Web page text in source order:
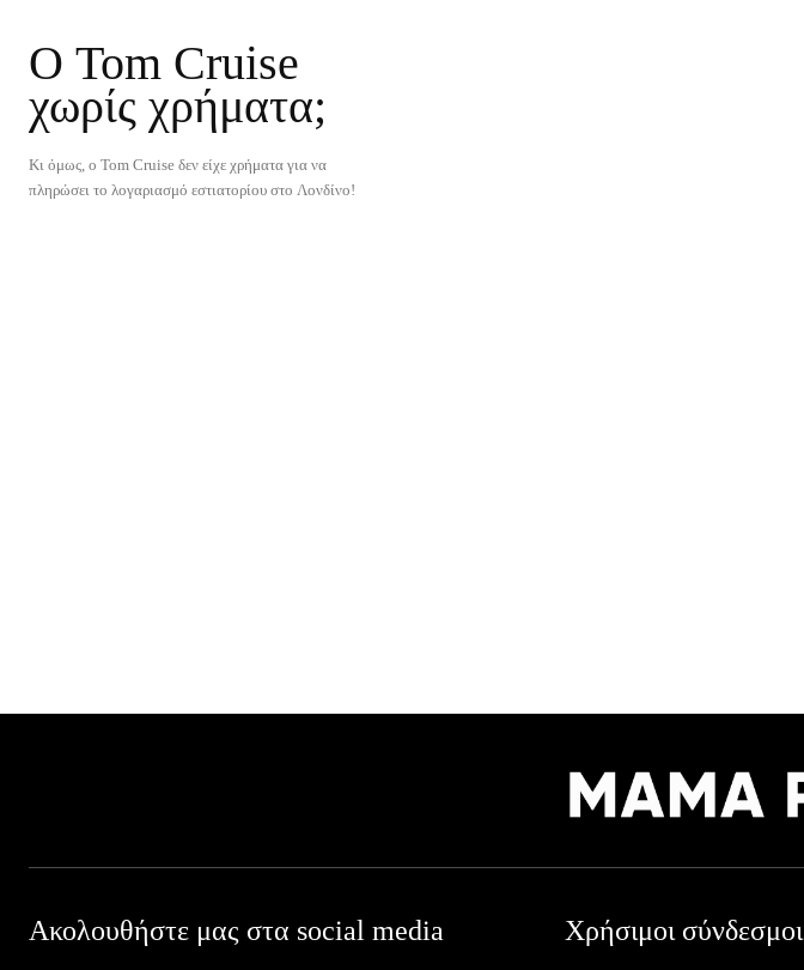
Ο Tom Cruise
χωρίς χρήματα;
Κι όμως, ο Tom Cruise δεν είχε χρήματα για να
πληρώσει το λογαριασμό εστιατορίου στο Λονδίνο!
Ακολουθήστε μας στα social media Χρήσιμοι σύνδεσμοι